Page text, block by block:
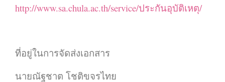
http://www.sa.chula.ac.th/service/ประกันอุบัติเหตุ/
ที่อยู่ในการจัดส่งเอกสาร
นายณัฐชาต โชติขจรไทย